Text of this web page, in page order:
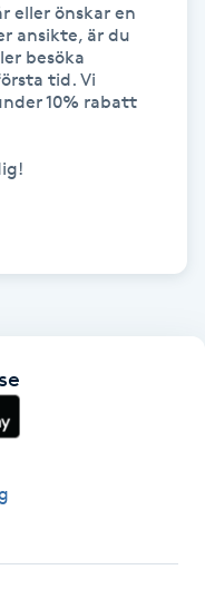
eller önskar en
ansikte, är du
besöka
tid. Vi
10% rabatt